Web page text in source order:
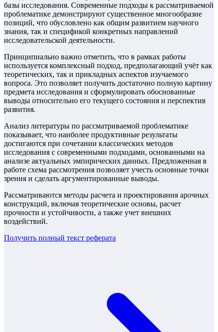
базы исследования. Современные подходы к рассматриваемой
проблематике демонстрируют существенное многообразие
позиций, что обусловлено как общим развитием научного
знания, так и спецификой конкретных направлений
исследовательской деятельности.
Принципиально важно отметить, что в рамках работы
используется комплексный подход, предполагающий учёт как
теоретических, так и прикладных аспектов изучаемого
вопроса. Это позволяет получить достаточно полную картину
предмета исследования и сформулировать обоснованные
выводы относительно его текущего состояния и перспектив
развития.
Анализ литературы по рассматриваемой проблематике
показывает, что наиболее продуктивные результаты
достигаются при сочетании классических методов
исследования с современными подходами, основанными на
анализе актуальных эмпирических данных. Предложенная в
работе схема рассмотрения позволяет учесть основные точки
зрения и сделать аргументированные выводы.
Рассматриваются методы расчета и проектирования арочных
конструкций, включая теоретические основы, расчет
прочности и устойчивости, а также учет внешних
воздействий.
Получить полный текст реферата